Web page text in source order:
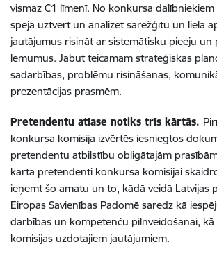
vismaz C1 līmenī. No konkursa
spēja uztvert un analizēt sarežģītu un liela
jautājumus risināt ar sistemātisku pieeju un
lēmumus. Jābūt teicamām stratēģiskās
sadarbības, problēmu risināšanas,
prezentācijas prasmēm.
Pretendentu atlase notiks trīs kārtās.
konkursa komisija izvērtēs iesniegtos
pretendentu atbilstību obligātajām
kārtā pretendenti konkursa komisijai
ieņemt šo amatu un to, kādā veidā Latvijas
Eiropas Savienības Padomē saredz kā
darbības un kompetenču pilnveidošanai,
komisijas uzdotajiem jautājumiem.